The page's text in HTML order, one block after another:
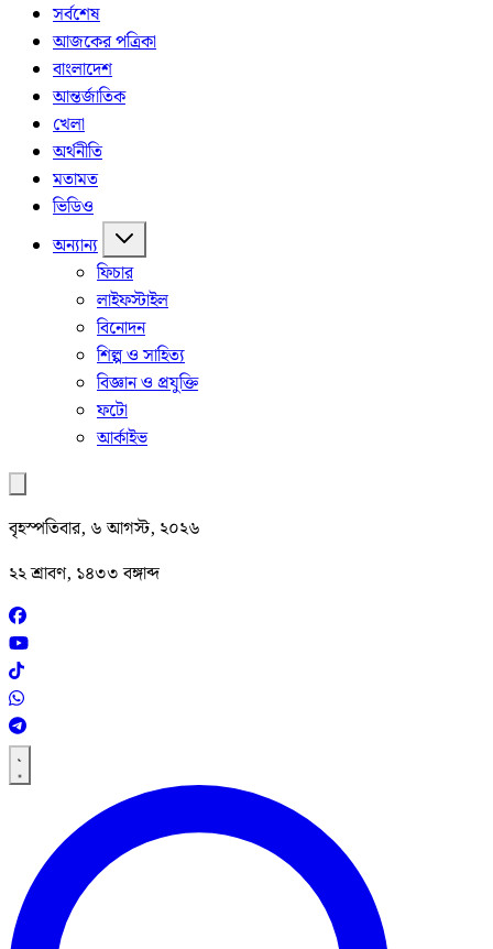
সর্বশেষ
আজকের পত্রিকা
বাংলাদেশ
আন্তর্জাতিক
খেলা
অর্থনীতি
মতামত
ভিডিও
অন্যান্য
ফিচার
লাইফস্টাইল
বিনোদন
শিল্প ও সাহিত্য
বিজ্ঞান ও প্রযুক্তি
ফটো
আর্কাইভ
বৃহস্পতিবার, ৬ আগস্ট, ২০২৬
২২ শ্রাবণ, ১৪৩৩ বঙ্গাব্দ